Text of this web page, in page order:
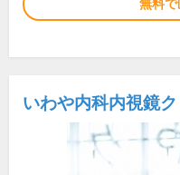
無料で
いわや内科内視鏡